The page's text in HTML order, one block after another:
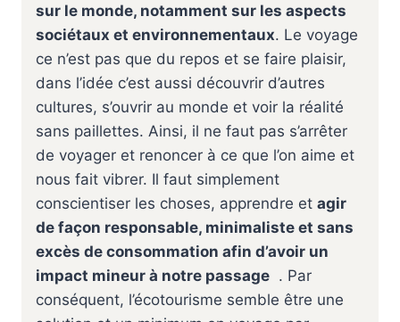
sur le monde, notamment sur les aspects
sociétaux et environnementaux. Le voyage
ce n’est pas que du repos et se faire plaisir,
dans l’idée c’est aussi découvrir d’autres
cultures, s’ouvrir au monde et voir la réalité
sans paillettes. Ainsi, il ne faut pas s’arrêter
de voyager et renoncer à ce que l’on aime et
nous fait vibrer. Il faut simplement
conscientiser les choses, apprendre et agir
de façon responsable, minimaliste et sans
excès de consommation afin d’avoir un
impact mineur à notre passage . Par
conséquent, l’écotourisme semble être une